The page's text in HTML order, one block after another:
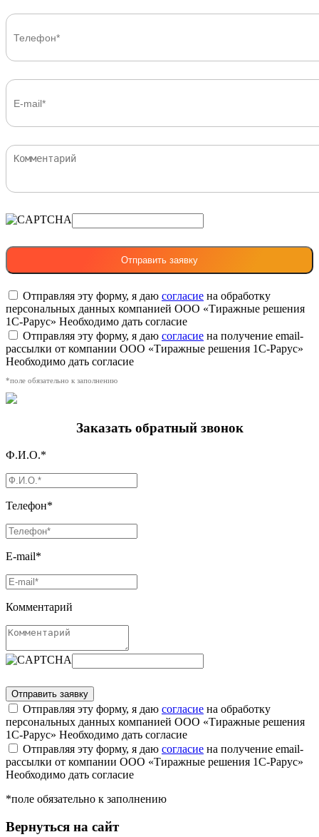
Отправляя эту форму, я даю согласие на обработку
персональных данных компанией ООО «Тиражные решения
1С-Рарус» Необходимо дать согласие
Отправляя эту форму, я даю согласие на получение email-
рассылки от компании ООО «Тиражные решения 1С-Рарус»
Необходимо дать согласие
*поле обязательно к заполнению
Заказать обратный звонок
Ф.И.О.*
Телефон*
E-mail*
Комментарий
Отправляя эту форму, я даю согласие на обработку
персональных данных компанией ООО «Тиражные решения
1С-Рарус» Необходимо дать согласие
Отправляя эту форму, я даю согласие на получение email-
рассылки от компании ООО «Тиражные решения 1С-Рарус»
Необходимо дать согласие
*поле обязательно к заполнению
Вернуться на сайт